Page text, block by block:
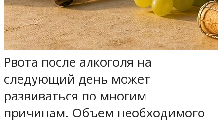
Рвота после алкоголя на
следующий день может
развиваться по многим
причинам. Объем необходимого